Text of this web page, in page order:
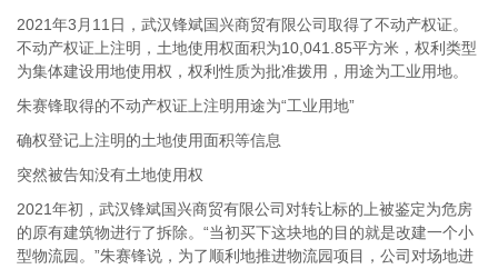
2021年3月11日，武汉锋斌国兴商贸有限公司取得了不动产权证。
不动产权证上注明，土地使用权面积为10,041.85平方米，权利类型
为集体建设用地使用权，权利性质为批准拨用，用途为工业用地。
朱赛锋取得的不动产权证上注明用途为“工业用地”
确权登记上注明的土地使用面积等信息
突然被告知没有土地使用权
2021年初，武汉锋斌国兴商贸有限公司对转让标的上被鉴定为危房
的原有建筑物进行了拆除。“当初买下这块地的目的就是改建一个小
型物流园。”朱赛锋说，为了顺利地推进物流园项目，公司对场地进